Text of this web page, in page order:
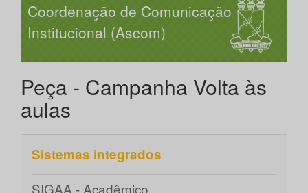
Coordenação de Comunicação
Institucional (Ascom)
Peça - Campanha Volta às
aulas
Sistemas integrados
SIGAA - Acadêmico